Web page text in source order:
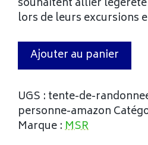
souhaitent allier
lors de leurs excursions
Ajouter au panier
UGS : tente-de-
personne-amazon
Marque :MSR